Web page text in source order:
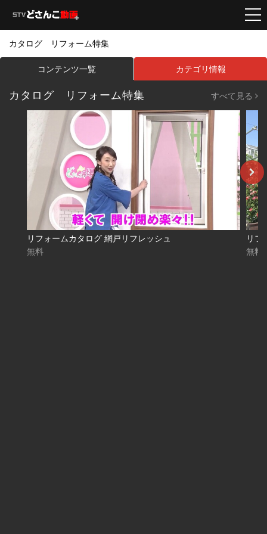
カタログ リフォーム特集
コンテンツ一覧 カテゴリ情報
カタログ リフォーム特集 すべて見る
リフォームカタログ 網戸リフレッシュ
無料
無料